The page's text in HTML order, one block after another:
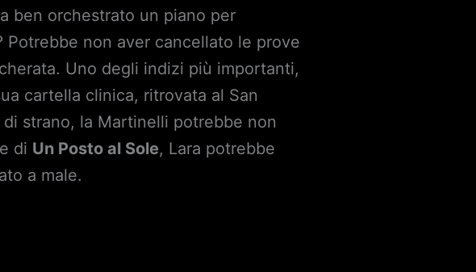
ben orchestrato un piano per
Potrebbe non aver cancellato le prove
Uno degli indizi più importanti,
cartella clinica, ritrovata al San
strano, la Martinelli potrebbe non
di Un Posto al Sole, Lara potrebbe
a male.